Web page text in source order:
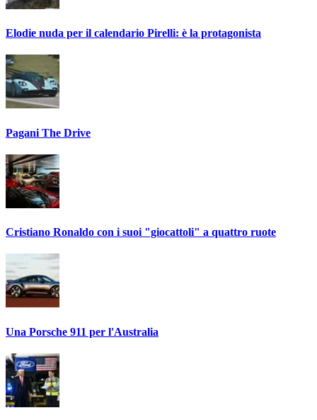
Elodie nuda per il calendario Pirelli: è la protagonista
Pagani The Drive
Cristiano Ronaldo con i suoi "giocattoli" a quattro ruote
Una Porsche 911 per l'Australia